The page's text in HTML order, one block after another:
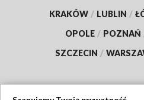
KRAKÓW / LUBLIN /
OPOLE / POZNAŃ
SZCZECIN /